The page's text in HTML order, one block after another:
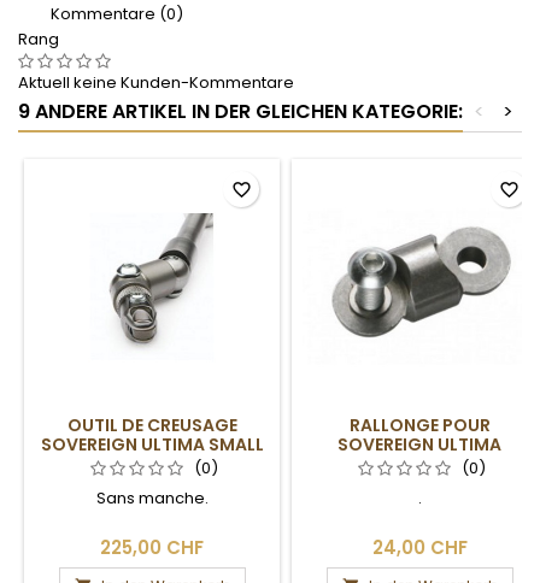
Kommentare (0)
Rang
Aktuell keine Kunden-Kommentare
9 ANDERE ARTIKEL IN DER GLEICHEN KATEGORIE: >
<
OUTIL DE CREUSAGE
SOVEREIGN ULTIMA SMALL
SANS MANCHE
(0)
Sans manche.
225,00 CHF
favorite_border
RALLONGE POUR
SOVEREIGN ULTIMA
MEDIUM (0)
.
24,00 CHF
favorite_border